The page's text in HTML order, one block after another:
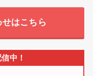
はこちら